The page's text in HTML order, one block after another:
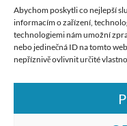
Abychom poskytli co nejlepší
informacím o zařízení,
technologiemi nám umožní
nebo jedinečná ID na tomto
nepříznivě ovlivnit určité
487 881 111